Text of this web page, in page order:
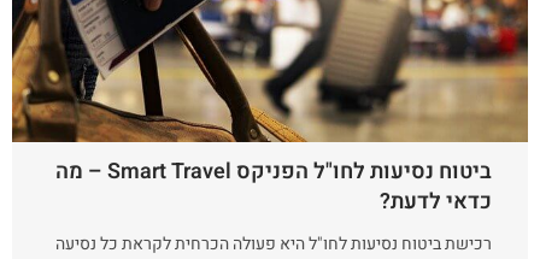
ביטוח נסיעות לחו"ל הפניקס Smart Travel – מה
כדאי לדעת?
רכישת ביטוח נסיעות לחו"ל היא פעולה הכרחית לקראת כל נסיעה